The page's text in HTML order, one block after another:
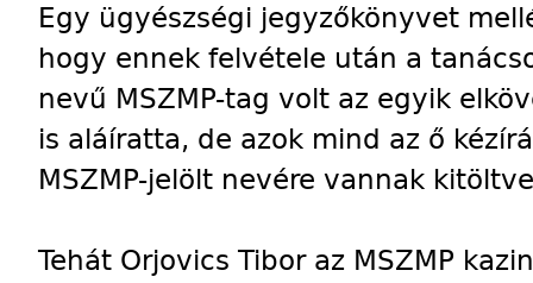
Egy ügyészségi jegyzőkönyvet
hogy ennek felvétele után a
nevű MSZMP-tag volt az egyik
is aláíratta, de azok mind az ő
MSZMP-jelölt nevére vannak
Tehát Orjovics Tibor az MSZMP